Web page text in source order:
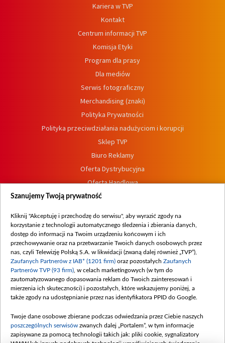
Kariera w TVP
Kontakt
Centrum informacji TVP
Komisja Etyki
Program dla prasy
Dla mediów
Serwis fotograficzny
Merchandising (znaki)
Polityka Prywatności
Polityka przeciwdziałania nadużyciom i korupcji
Sklep TVP
Biuro Reklamy
Oferta Dystrybucyjna
Oferta Handlowa
Dostępność
Procedura zgłoszeń wewnętrznych
Szanujemy Twoją prywatność
Kliknij "Akceptuję i przechodzę do serwisu", aby wyrazić zgody na
korzystanie z technologii automatycznego śledzenia i zbierania danych,
dostęp do informacji na Twoim urządzeniu końcowym i ich
przechowywanie oraz na przetwarzanie Twoich danych osobowych przez
nas, czyli Telewizję Polską S.A. w likwidacji (zwaną dalej również „TVP”),
Zaufanych Partnerów z IAB* (1201 firm) oraz pozostałych Zaufanych
Partnerów TVP (93 firm) , w celach marketingowych (w tym do
zautomatyzowanego dopasowania reklam do Twoich zainteresowań i
mierzenia ich skuteczności) i pozostałych, które wskazujemy poniżej, a
także zgody na udostępnianie przez nas identyfikatora PPID do Google.
Twoje dane osobowe zbierane podczas odwiedzania przez Ciebie naszych
poszczególnych serwisów zwanych dalej „Portalem”, w tym informacje
zapisywane za pomocą technologii takich jak: pliki cookie, sygnalizatory